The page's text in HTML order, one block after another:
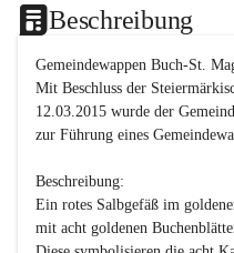
Beschreibung
Gemeindewappen Buch-St.
Mit Beschluss der
12.03.2015 wurde der
zur Führung eines
Beschreibung:
Ein rotes Salbgefäß im
mit acht goldenen